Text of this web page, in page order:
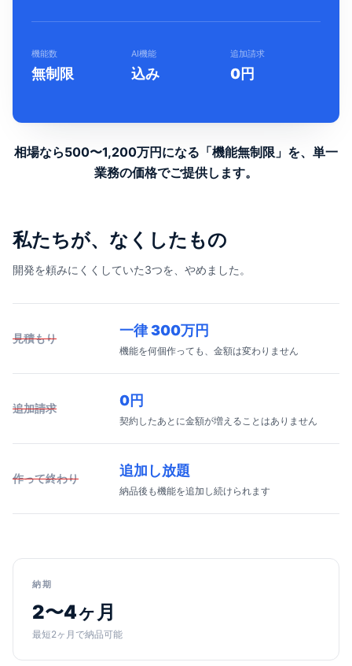
機能数
無制限
AI機能
込み
追加請求
0円
相場なら500〜1,200万円になる「機能無制限」を、 単一
業務の価格でご提供します。
私たちが、なくしたもの
開発を頼みにくくしていた3つを、やめました。
見積もり 一律 300万円
機能を何個作っても、金額は変わりません
追加請求 0円
契約したあとに金額が増えることはありません
作って終わり 追加し放題
納品後も機能を追加し続けられます
納期
2〜4ヶ月
最短2ヶ月で納品可能